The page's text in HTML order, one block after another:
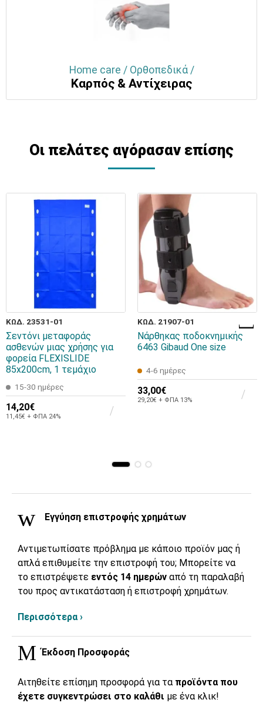
Home care / Ορθοπεδικά /
Καρπός & Αντίχειρας
Οι πελάτες αγόρασαν επίσης
ΚΩΔ. 23531-01
Σεντόνι μεταφοράς
ασθενών μιας χρήσης για
φορεία FLEXISLIDE
85x200cm, 1 τεμάχιο
15-30 ημέρες
14,20€
11,45€ + ΦΠΑ 24%
ΚΩΔ. 21907-01
Νάρθηκας ποδοκνημικής
6463 Gibaud One size
4-6 ημέρες
33,00€
29,20€ + ΦΠΑ 13%
Εγγύηση επιστροφής χρημάτων
Αντιμετωπίσατε πρόβλημα με κάποιο προϊόν μας ή
απλά επιθυμείτε την επιστροφή του; Μπορείτε να
το επιστρέψετε εντός 14 ημερών από τη παραλαβή
του προς αντικατάσταση ή επιστροφή χρημάτων.
Περισσότερα ›
Έκδοση Προσφοράς
Αιτηθείτε επίσημη προσφορά για τα προϊόντα που
έχετε συγκεντρώσει στο καλάθι με ένα κλικ!